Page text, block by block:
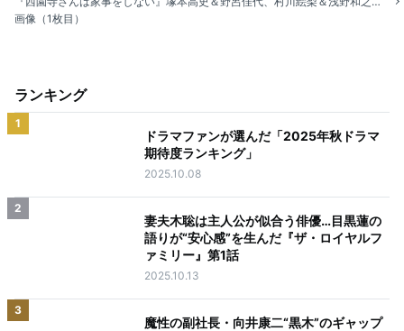
画像（1枚目）
ランキング
1
ドラマファンが選んだ「2025年秋ドラマ
期待度ランキング」
2025.10.08
2
妻夫木聡は主人公が似合う俳優…目黒蓮の
語りが“安心感”を生んだ『ザ・ロイヤルフ
ァミリー』第1話
2025.10.13
3
魔性の副社長・向井康二“黒木”のギャップ